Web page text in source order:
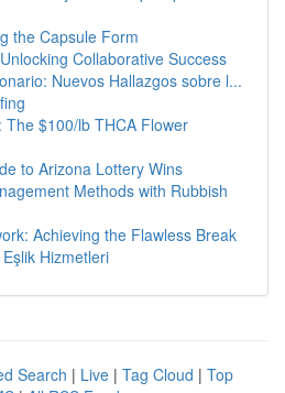
the Capsule Form
Collaborative Success
Nuevos Hallazgos sobre l...
The $100/lb THCA Flower
to Arizona Lottery Wins
Methods with Rubbish
Achieving the Flawless Break
Hizmetleri
Search | Live | Tag Cloud | Top